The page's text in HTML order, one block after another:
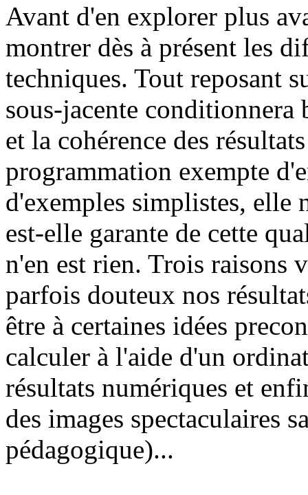
Avant d'en explorer plus
montrer dès à présent les
techniques. Tout reposant
sous-jacente
et la cohérence des
programmation exempte
d'exemples simplistes, elle
est-elle garante de cette
n'en est rien. Trois raisons
parfois douteux nos
être à certaines idées
calculer à l'aide d'un
résultats numériques et
des images spectaculaires
pédagogique)...